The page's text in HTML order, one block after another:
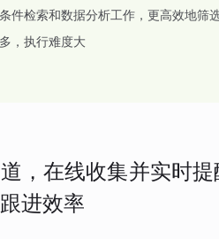
件检索和数据分析工作，更高效地筛
，执行难度大
，在线收集并实时
进效率